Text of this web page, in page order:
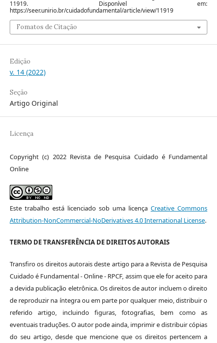
11919. Disponível em:
https://seer.unirio.br/cuidadofundamental/article/view/11919
Fomatos de Citação
Edição
v. 14 (2022)
Seção
Artigo Original
Licença
Copyright (c) 2022 Revista de Pesquisa Cuidado é Fundamental
Online
Este trabalho está licenciado sob uma licença Creative Commons
Attribution-NonCommercial-NoDerivatives 4.0 International License.
TERMO DE TRANSFERÊNCIA DE DIREITOS AUTORAIS
Transfiro os direitos autorais deste artigo para a Revista de Pesquisa
Cuidado é Fundamental - Online - RPCF, assim que ele for aceito para
a devida publicação eletrônica. Os direitos de autor incluem o direito
de reproduzir na íntegra ou em parte por qualquer meio, distribuir o
referido artigo, incluindo figuras, fotografias, bem como as
eventuais traduções. O autor pode ainda, imprimir e distribuir cópias
do seu artigo, desde que mencione que os direitos pertencem a